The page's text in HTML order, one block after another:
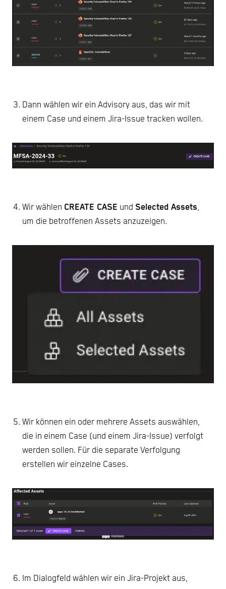
Dann wählen wir ein Advisory aus, das wir mit
einem Case und einem Jira-Issue tracken wollen.
Wir wählen CREATE CASE und Selected Assets,
um die betroffenen Assets anzuzeigen.
Wir können ein oder mehrere Assets auswählen,
die in einem Case (und einem Jira-Issue) verfolgt
werden sollen. Für die separate Verfolgung
erstellen wir einzelne Cases.
Im Dialogfeld wählen wir ein Jira-Projekt aus,